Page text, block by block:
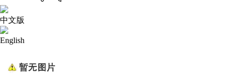
中文版
English